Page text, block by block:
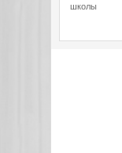
школы